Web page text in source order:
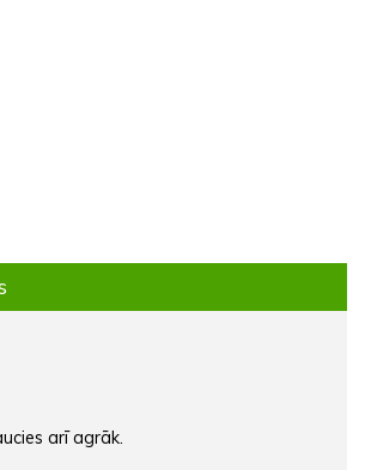
arī agrāk.